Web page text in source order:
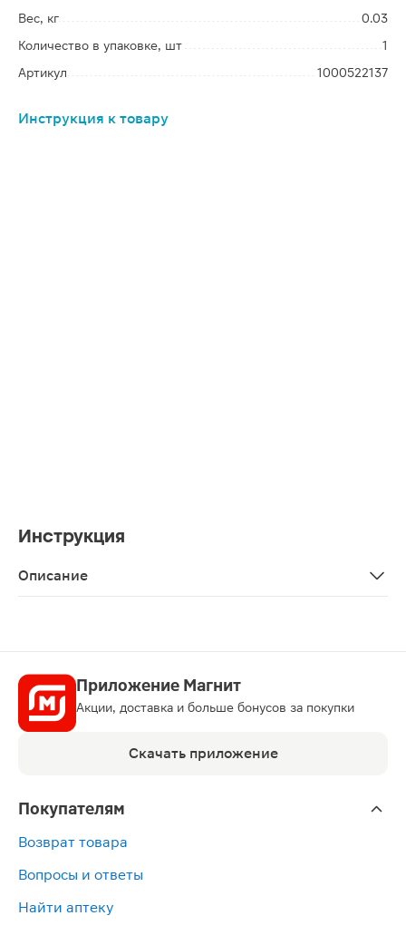
Вес, кг
0.03
Количество в упаковке, шт
1
Артикул
1000522137
Инструкция к товару
Инструкция
Описание
Приложение Магнит
Акции, доставка и больше бонусов за покупки
Скачать приложение
Покупателям
Возврат товара
Вопросы и ответы
Найти аптеку